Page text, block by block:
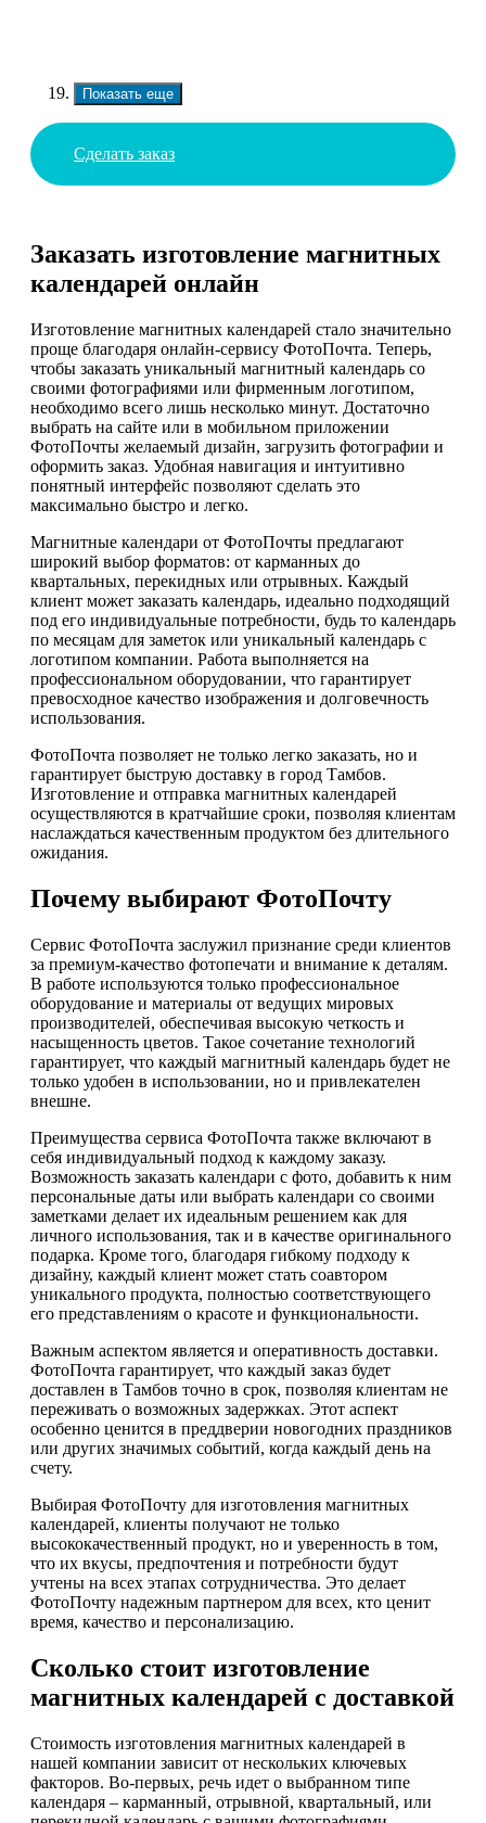
Показать еще
Сделать заказ
Заказать изготовление магнитных
календарей онлайн
Изготовление магнитных календарей стало значительно
проще благодаря онлайн-сервису ФотоПочта. Теперь,
чтобы заказать уникальный магнитный календарь со
своими фотографиями или фирменным логотипом,
необходимо всего лишь несколько минут. Достаточно
выбрать на сайте или в мобильном приложении
ФотоПочты желаемый дизайн, загрузить фотографии и
оформить заказ. Удобная навигация и интуитивно
понятный интерфейс позволяют сделать это
максимально быстро и легко.
Магнитные календари от ФотоПочты предлагают
широкий выбор форматов: от карманных до
квартальных, перекидных или отрывных. Каждый
клиент может заказать календарь, идеально подходящий
под его индивидуальные потребности, будь то календарь
по месяцам для заметок или уникальный календарь с
логотипом компании. Работа выполняется на
профессиональном оборудовании, что гарантирует
превосходное качество изображения и долговечность
использования.
ФотоПочта позволяет не только легко заказать, но и
гарантирует быструю доставку в город Тамбов.
Изготовление и отправка магнитных календарей
осуществляются в кратчайшие сроки, позволяя клиентам
наслаждаться качественным продуктом без длительного
ожидания.
Почему выбирают ФотоПочту
Сервис ФотоПочта заслужил признание среди клиентов
за премиум-качество фотопечати и внимание к деталям.
В работе используются только профессиональное
оборудование и материалы от ведущих мировых
производителей, обеспечивая высокую четкость и
насыщенность цветов. Такое сочетание технологий
гарантирует, что каждый магнитный календарь будет не
только удобен в использовании, но и привлекателен
внешне.
Преимущества сервиса ФотоПочта также включают в
себя индивидуальный подход к каждому заказу.
Возможность заказать календари с фото, добавить к ним
персональные даты или выбрать календари со своими
заметками делает их идеальным решением как для
личного использования, так и в качестве оригинального
подарка. Кроме того, благодаря гибкому подходу к
дизайну, каждый клиент может стать соавтором
уникального продукта, полностью соответствующего
его представлениям о красоте и функциональности.
Важным аспектом является и оперативность доставки.
ФотоПочта гарантирует, что каждый заказ будет
доставлен в Тамбов точно в срок, позволяя клиентам не
переживать о возможных задержках. Этот аспект
особенно ценится в преддверии новогодних праздников
или других значимых событий, когда каждый день на
счету.
Выбирая ФотоПочту для изготовления магнитных
календарей, клиенты получают не только
высококачественный продукт, но и уверенность в том,
что их вкусы, предпочтения и потребности будут
учтены на всех этапах сотрудничества. Это делает
ФотоПочту надежным партнером для всех, кто ценит
время, качество и персонализацию.
Сколько стоит изготовление
магнитных календарей с доставкой
Стоимость изготовления магнитных календарей в
нашей компании зависит от нескольких ключевых
факторов. Во-первых, речь идет о выбранном типе
календаря – карманный, отрывной, квартальный, или